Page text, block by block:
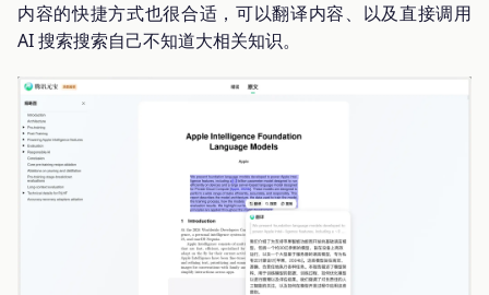
内容的快捷方式也很合适，可以翻译内容、以及直接调用
AI 搜索搜索自己不知道大相关知识。